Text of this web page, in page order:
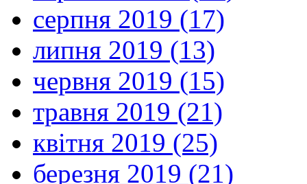
серпня 2019 (17)
липня 2019 (13)
червня 2019 (15)
травня 2019 (21)
квітня 2019 (25)
березня 2019 (21)